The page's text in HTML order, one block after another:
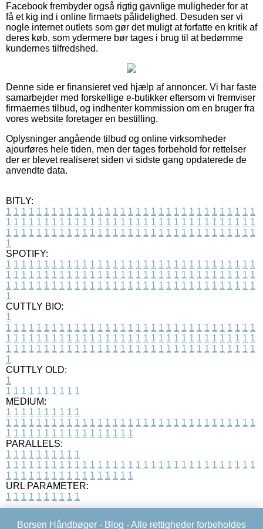
Facebook frembyder også rigtig gavnlige muligheder for at
få et kig ind i online firmaets pålidelighed. Desuden ser vi
nogle internet outlets som gør det muligt at forfatte en kritik af
deres køb, som ydermere bør tages i brug til at bedømme
kundernes tilfredshed.
Denne side er finansieret ved hjælp af annoncer. Vi har faste
samarbejder med forskellige e-butikker eftersom vi fremviser
firmaernes tilbud, og indhenter kommission om en bruger fra
vores website foretager en bestilling.
Oplysninger angående tilbud og online virksomheder
ajourføres hele tiden, men der tages forbehold for rettelser
der er blevet realiseret siden vi sidste gang opdaterede de
anvendte data.
BITLY:
1 1 1 1 1 1 1 1 1 1 1 1 1 1 1 1 1 1 1 1 1 1 1 1 1 1 1 1 1 1 1 1 1
1 1 1 1 1 1 1 1 1 1 1 1 1 1 1 1 1 1 1 1 1 1 1 1 1 1 1 1 1 1 1 1 1
1 1 1 1 1 1 1 1 1 1 1 1 1 1 1 1 1 1 1 1 1 1 1 1 1 1 1 1 1 1 1 1 1
1
SPOTIFY:
1 1 1 1 1 1 1 1 1 1 1 1 1 1 1 1 1 1 1 1 1 1 1 1 1 1 1 1 1 1 1 1 1
1 1 1 1 1 1 1 1 1 1 1 1 1 1 1 1 1 1 1 1 1 1 1 1 1 1 1 1 1 1 1 1 1
1 1 1 1 1 1 1 1 1 1 1 1 1 1 1 1 1 1 1 1 1 1 1 1 1 1 1 1 1 1 1 1 1
1
CUTTLY BIO:
1
1 1 1 1 1 1 1 1 1 1 1 1 1 1 1 1 1 1 1 1 1 1 1 1 1 1 1 1 1 1 1 1 1
1 1 1 1 1 1 1 1 1 1 1 1 1 1 1 1 1 1 1 1 1 1 1 1 1 1 1 1 1 1 1 1 1
1 1 1 1 1 1 1 1 1 1 1 1 1 1 1 1 1 1 1 1 1 1 1 1 1 1 1 1 1 1 1 1 1
1
CUTTLY OLD:
1
1 1 1 1 1 1 1 1 1 1
MEDIUM:
1 1 1 1 1 1 1 1 1 1
1 1 1 1 1 1 1 1 1 1 1 1 1 1 1 1 1 1 1 1 1 1 1 1 1 1 1 1 1 1 1 1 1
1 1 1 1 1 1 1 1 1 1 1 1 1 1 1 1 1
PARALLELS:
1 1 1 1 1 1 1 1 1 1
1 1 1 1 1 1 1 1 1 1 1 1 1 1 1 1 1 1 1 1 1 1 1 1 1 1 1 1 1 1 1 1 1
1 1 1 1 1 1 1 1 1 1 1 1 1 1 1 1 1
URL PARAMETER:
1 1 1 1 1 1 1 1 1 1
Borsen Håndbøger - Blog - Alle rettigheder forbeholdes